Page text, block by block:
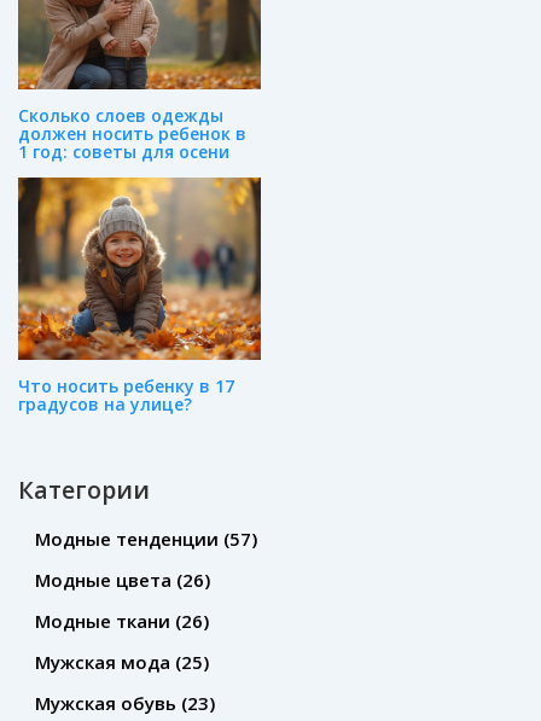
Сколько слоев одежды
должен носить ребенок в
1 год: советы для осени
Что носить ребенку в 17
градусов на улице?
Категории
Модные тенденции (57)
Модные цвета (26)
Модные ткани (26)
Мужская мода (25)
Мужская обувь (23)